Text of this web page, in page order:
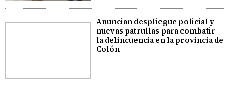
Anuncian despliegue policial y
nuevas patrullas para combatir
la delincuencia en la provincia de
Colón